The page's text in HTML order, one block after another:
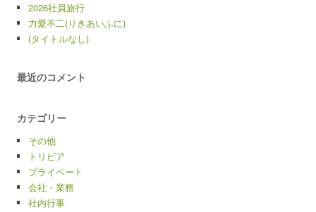
2026社員旅行
力愛不二(りきあいふに)
(タイトルなし)
最近のコメント
カテゴリー
その他
トリビア
プライベート
会社・業務
社内行事